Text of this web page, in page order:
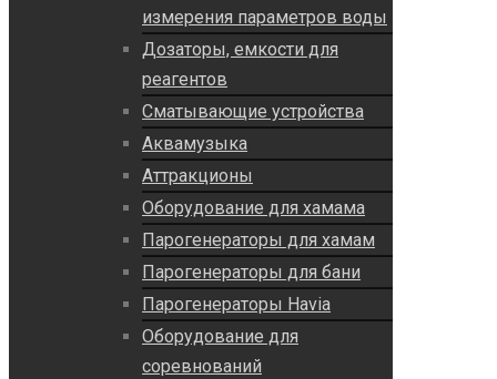
измерения параметров воды
Дозаторы, емкости для
реагентов
Сматывающие устройства
Аквамузыка
Аттракционы
Оборудование для хамама
Парогенераторы для хамам
Парогенераторы для бани
Парогенераторы Havia
Оборудование для
соревнований